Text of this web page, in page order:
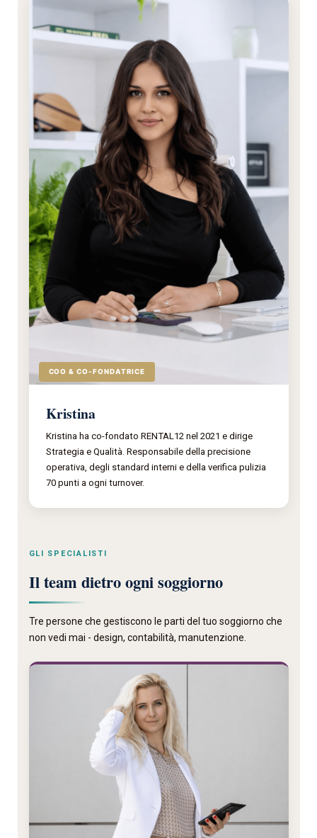
COO & CO-FONDATRICE
Kristina
Kristina ha co-fondato RENTAL12 nel 2021 e dirige
Strategia e Qualità. Responsabile della precisione
operativa, degli standard interni e della verifica pulizia
70 punti a ogni turnover.
GLI SPECIALISTI
Il team dietro ogni soggiorno
Tre persone che gestiscono le parti del tuo soggiorno che
non vedi mai - design, contabilità, manutenzione.